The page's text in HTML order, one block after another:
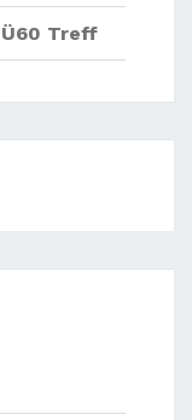
Ü60 Treff